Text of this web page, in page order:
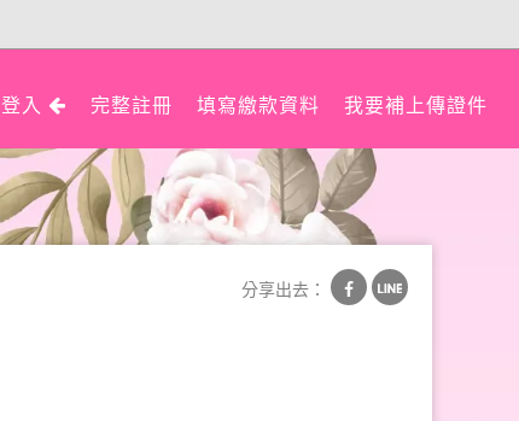
填寫繳款資料 我要補上傳證件
登入 完整註冊
分享出去：